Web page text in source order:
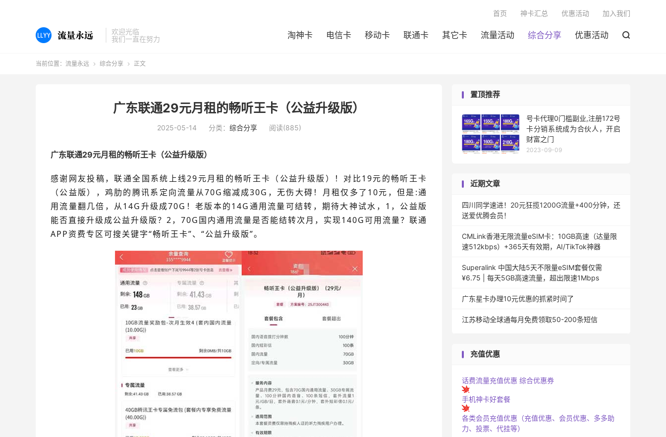
欢迎光临
我们一直在努力
淘神卡 电信卡 移动卡 联通卡 其它卡 流量活动 综合分享 优惠活动 
首页 神卡汇总 优惠活动 加入我们
当前位置： 流量永远  综合分享  正文
广东联通29元月租的畅听王卡（公益升级版）
2025-05-14 分类： 综合分享 阅读(885)
广东联通29元月租的畅听王卡（公益升级版）
感谢网友投稿，联通全国系统上线29元月租的畅听王卡（公益升级版）！对比19元的畅听王卡
（公益版），鸡肋的腾讯系定向流量从70G缩减成30G，无伤大碍！月租仅多了10元，但是:通
用流量翻几倍，从14G升级成70G！老版本的14G通用流量可结转，期待大神试水，1，公益版
能否直接升级成公益升级版？2，70G国内通用流量是否能结转次月，实现140G可用流量？联通
APP资费专区可搜关键字“畅听王卡”、“公益升级版”。
置顶推荐
号卡代理0门槛副业,注册172号
卡分销系统成为合伙人，开启
财富之门
2023-09-09
近期文章
四川同学速进！20元狂揽1200G流量+400分钟，还
送爱优腾会员！
CMLink香港无限流量eSIM卡：10GB高速（达量限
速512kbps）+365天有效期，AI/TikTok神器
Superalink 中国大陆5天不限量eSIM套餐仅需
¥6.75 | 每天5GB高速流量，超出限速1Mbps
广东星卡办理10元优惠的抓紧时间了
江苏移动全球通每月免费领取50-200条短信
充值优惠
话费流量充值优惠 综合优惠券
手机神卡好套餐
各类会员充值优惠（充值优惠、会员优惠、多多助
力、投票、代挂等）